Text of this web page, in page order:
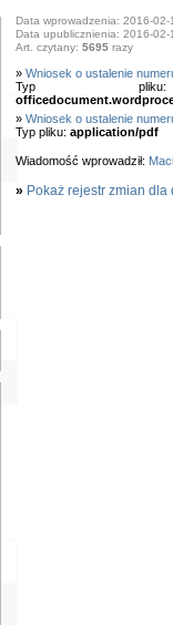
Data wprowadzenia: 2016-02-
Data upublicznienia: 2016-02-
Art. czytany: 5695razy
» Wniosek o ustalenie
Typ
» Wniosek o ustalenie
Typ pliku: application/pdf
Wiadomość wprowadził:
» Pokaż rejestr zmian